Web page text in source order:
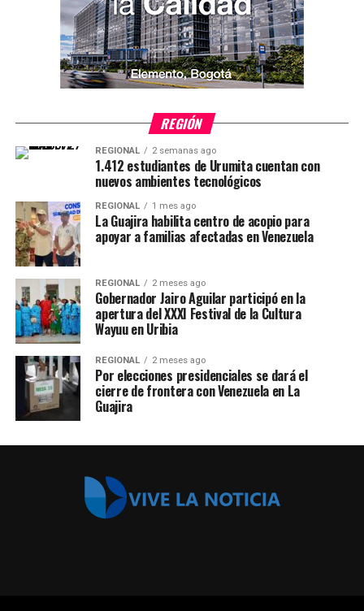
REGIÓN
REGIONAL 2 semanas ago
1.412 estudiantes de Urumita cuentan con
nuevos ambientes tecnológicos
REGIONAL 1 mes ago
La Guajira habilita centro de acopio para
apoyar a familias afectadas en Venezuela
REGIONAL 2 meses ago
Gobernador Jairo Aguilar participó en la
apertura del XXXI Festival de la Cultura
Wayuu en Uribia
REGIONAL 2 meses ago
Por elecciones presidenciales se dará el
cierre de frontera con Venezuela en La
Guajira